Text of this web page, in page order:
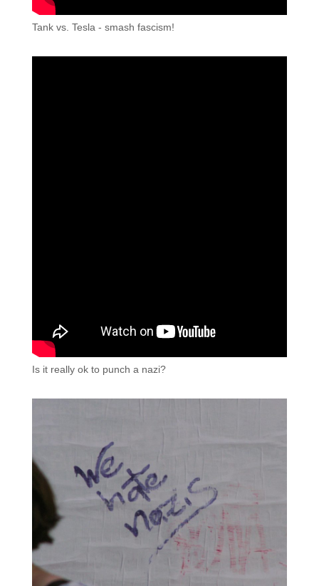
Tank vs. Tesla - smash fascism!
Is it really ok to punch a nazi?